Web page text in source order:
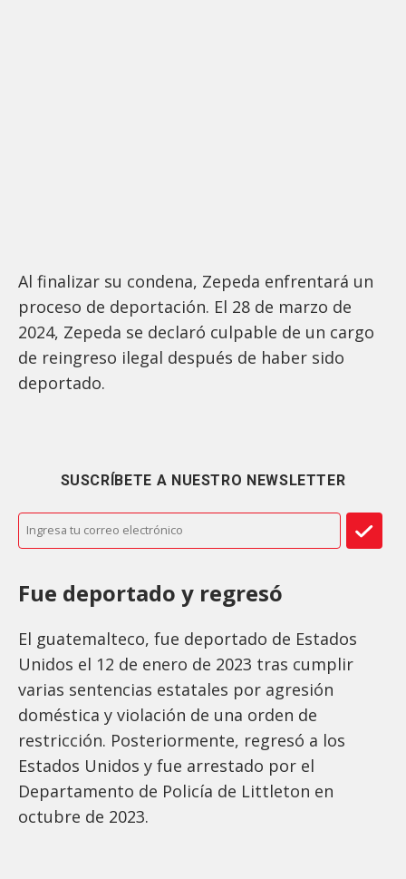
Al finalizar su condena, Zepeda enfrentará un
proceso de deportación. El 28 de marzo de
2024, Zepeda se declaró culpable de un cargo
de reingreso ilegal después de haber sido
deportado.
SUSCRÍBETE A NUESTRO NEWSLETTER
Fue deportado y regresó
El guatemalteco, fue deportado de Estados
Unidos el 12 de enero de 2023 tras cumplir
varias sentencias estatales por agresión
doméstica y violación de una orden de
restricción. Posteriormente, regresó a los
Estados Unidos y fue arrestado por el
Departamento de Policía de Littleton en
octubre de 2023.